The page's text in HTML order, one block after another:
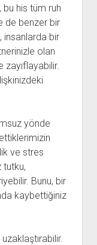
bu his tüm ruh
de benzer bir
insanlarda bir
olan
zayıflayabilir.
yönde
ve stres
tutku,
Bunu, bir
kaybettiğiniz